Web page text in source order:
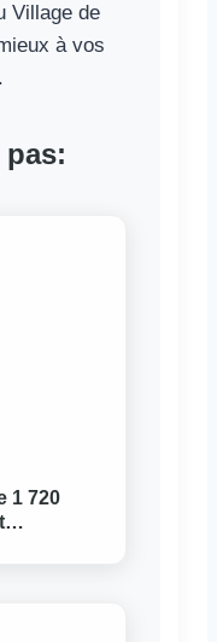
Village de
à vos
pas:
1 720